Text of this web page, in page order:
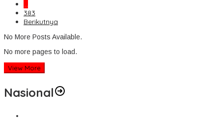
…
383
Berikutnya
No More Posts Available.
No more pages to load.
View More
Nasional